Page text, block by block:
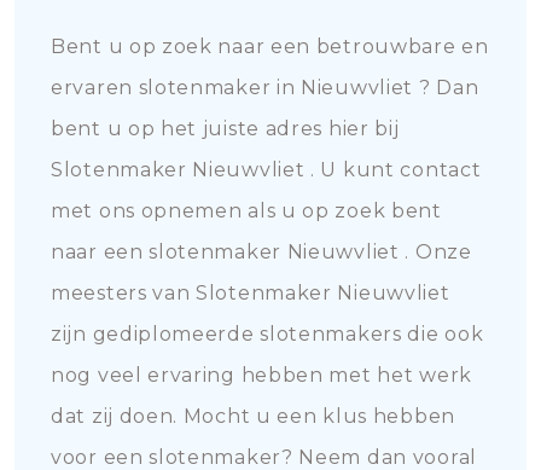
Bent u op zoek naar een betrouwbare en
ervaren slotenmaker in Nieuwvliet ? Dan
bent u op het juiste adres hier bij
Slotenmaker Nieuwvliet . U kunt contact
met ons opnemen als u op zoek bent
naar een slotenmaker Nieuwvliet . Onze
meesters van Slotenmaker Nieuwvliet
zijn gediplomeerde slotenmakers die ook
nog veel ervaring hebben met het werk
dat zij doen. Mocht u een klus hebben
voor een slotenmaker? Neem dan vooral